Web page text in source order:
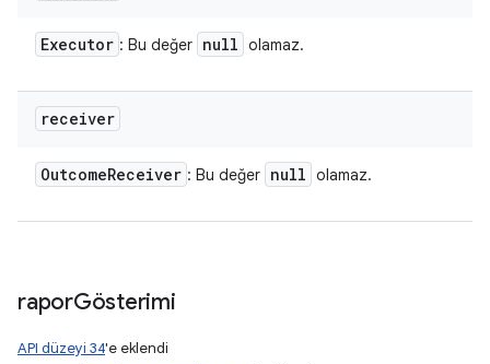
Executor : Bu değer null olamaz.
receiver
OutcomeReceiver : Bu değer null olamaz.
raporGösterimi
API düzeyi 34'e eklendi